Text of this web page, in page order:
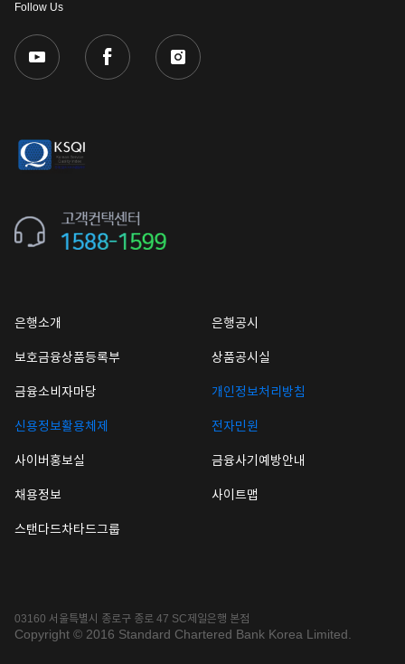
Follow Us
은행소개 은행공시
보호금융상품등록부 상품공시실
금융소비자마당 개인정보처리방침
신용정보활용체제 전자민원
사이버홍보실 금융사기예방안내
채용정보 사이트맵
스탠다드차타드그룹
03160 서울특별시 종로구 종로 47 SC제일은행 본점
Copyright © 2016 Standard Chartered Bank Korea Limited.